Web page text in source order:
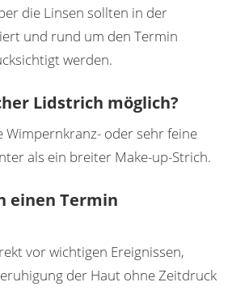
die Linsen sollten in der
und rund um den Termin
werden.
Lidstrich möglich?
Wimpernkranz- oder sehr feine
als ein breiter Make-up-Strich.
einen Termin
vor wichtigen Ereignissen,
der Haut ohne Zeitdruck